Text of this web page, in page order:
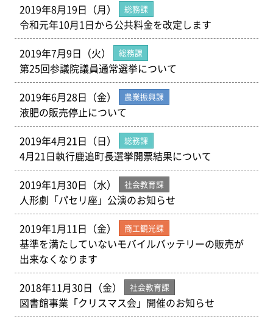
2019年8月19日（月）
総務課
令和元年10月1日から公共料金を改定します
2019年7月9日（火）
総務課
第25回参議院議員通常選挙について
2019年6月28日（金）
農業振興課
液肥の販売停止について
2019年4月21日（日）
総務課
4月21日執行鹿追町長選挙開票結果について
2019年1月30日（水）
社会教育課
人形劇「パセリ座」公演のお知らせ
2019年1月11日（金）
商工観光課
基準を満たしていないモバイルバッテリーの販売が
出来なくなります
2018年11月30日（金）
社会教育課
図書館事業「クリスマス会」開催のお知らせ